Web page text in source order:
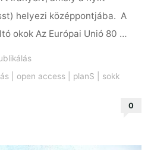
helyezi középpontjába. A
okok Az Európai Unió 80 …
| open access| planS sokk
0